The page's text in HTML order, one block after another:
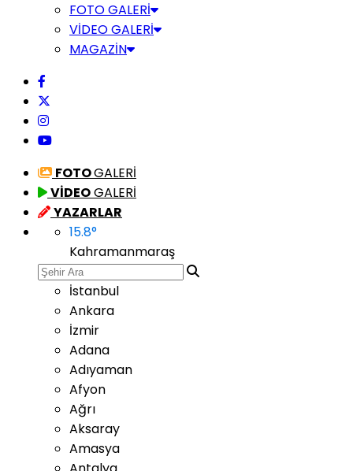
FOTO GALERİ
VİDEO GALERİ
MAGAZİN
FOTOGALERİ
VİDEOGALERİ
YAZARLAR
15.8°
Kahramanmaraş
İstanbul
Ankara
İzmir
Adana
Adıyaman
Afyon
Ağrı
Aksaray
Amasya